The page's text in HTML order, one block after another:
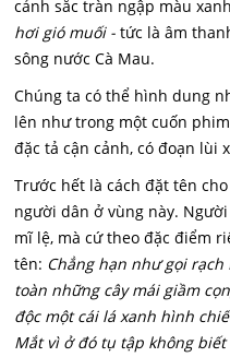
cảnh sắc tràn ngập màu
hơi gió muối - tức là âm
sông nước Cà Mau.
Chúng ta có thể hình dung
lên như trong một cuốn
đặc tả cận cảnh, có đoạn lùi
Trước hết là cách đặt tên
người dân ở vùng này.
mĩ lệ, mà cứ theo đặc điểm
tên: Chẳng hạn như gọi
toàn những cây mái giầm
độc một cái lá xanh hình
Mắt vì ở đó tụ tập không